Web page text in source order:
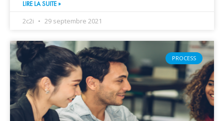
LIRE LA SUITE »
2c2i 29 septembre 2021
PROCESS